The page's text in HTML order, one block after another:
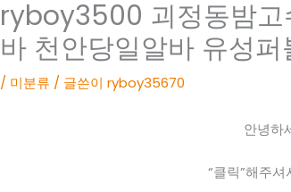
ryboy3500 괴정동밤고
바 천안당일알바 유성
/ 미분류 / 글쓴이ryboy35670
안녕하
“클릭”해주